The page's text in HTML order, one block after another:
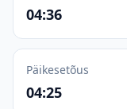
04:36
Päikesetõus
04:25